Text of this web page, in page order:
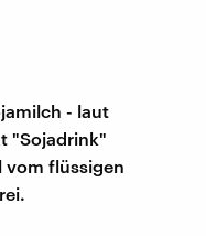
- laut
"Sojadrink"
vom flüssigen